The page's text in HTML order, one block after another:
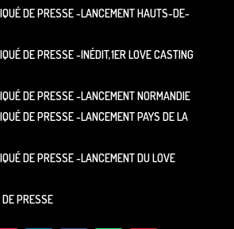
DE PRESSE -LANCEMENT HAUTS-DE-
DE PRESSE -INÉDIT,1ER LOVE CASTING
DE PRESSE -LANCEMENT NORMANDIE
DE PRESSE -LANCEMENT PAYS DE LA
DE PRESSE -LANCEMENT DU LOVE
PRESSE